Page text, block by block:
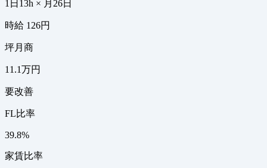
1日13h × 月26日
時給 126円
坪月商
11.1万円
要改善
FL比率
39.8%
家賃比率